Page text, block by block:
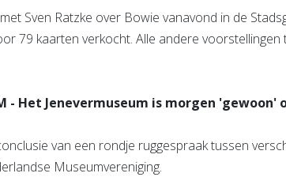
Sven Ratzke over Bowie vanavond in de
79 kaarten verkocht. Alle andere voorstellingen
- Het Jenevermuseum is morgen
van een rondje ruggespraak tussen
Museumvereniging.